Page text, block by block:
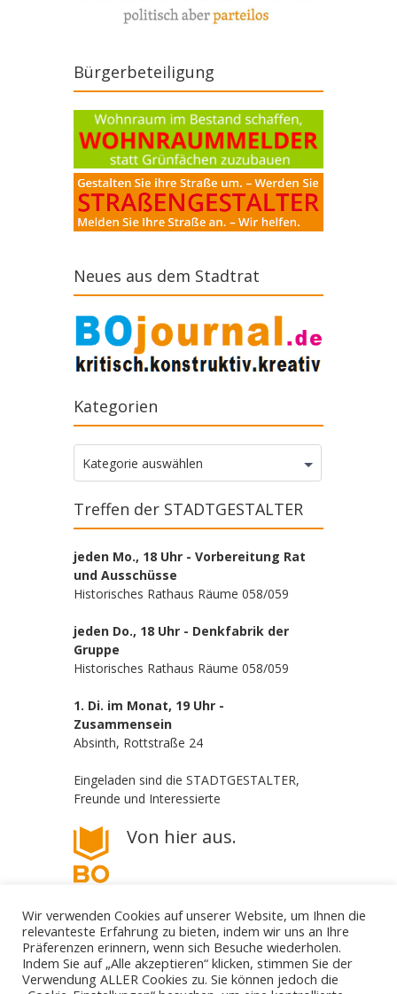
Bürgerbeteiligung
Neues aus dem Stadtrat
Kategorien
Kategorien
Kategorie auswählen
Treffen der STADTGESTALTER
jeden Mo., 18 Uhr - Vorbereitung Rat
und Ausschüsse
Historisches Rathaus Räume 058/059
jeden Do., 18 Uhr - Denkfabrik der
Gruppe
Historisches Rathaus Räume 058/059
1. Di. im Monat, 19 Uhr -
Zusammensein
Absinth, Rottstraße 24
Eingeladen sind die STADTGESTALTER,
Freunde und Interessierte
Von hier aus.
Wir verwenden Cookies auf unserer Website, um Ihnen die
relevanteste Erfahrung zu bieten, indem wir uns an Ihre
Präferenzen erinnern, wenn sich Besuche wiederholen.
Indem Sie auf „Alle akzeptieren“ klicken, stimmen Sie der
Verwendung ALLER Cookies zu. Sie können jedoch die